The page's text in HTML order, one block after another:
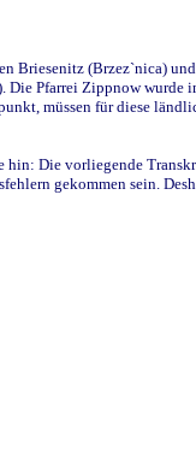
(Brzez`nica)
Pfarrei Zippnow
müssen für diese
hin: Die vorliegende
gekommen sein.